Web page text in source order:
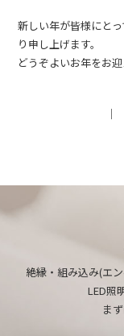
新しい年が皆様にと
り申し上げます。
どうぞよいお年をお迎
｜
絶縁・組み込み(エ
LED照
ま